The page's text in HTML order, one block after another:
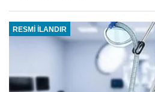
RESMİ İLANDIR